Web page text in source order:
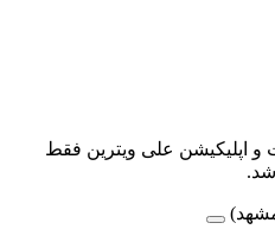
اپلیکیشن علی ویترین فقط